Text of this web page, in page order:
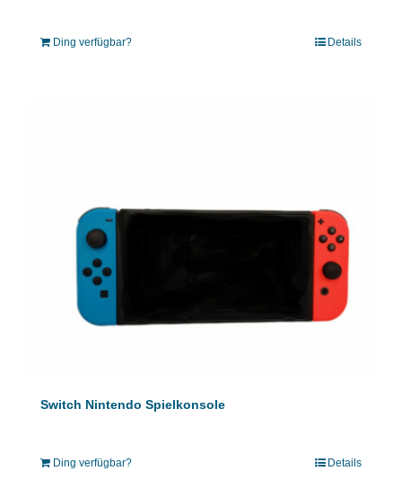
Ding verfügbar? Details
Switch Nintendo Spielkonsole
Ding verfügbar? Details